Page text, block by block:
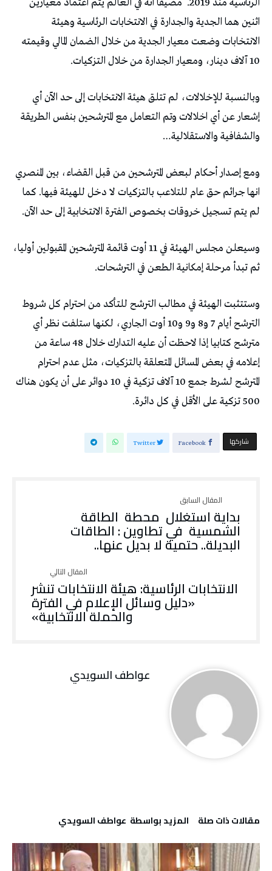
الرئاسية منذ 2019.
مضيفا انه في العالم يتم اعتماد معيارين
اثنين هما الجدية والجدارة في الانتخابات الرئاسية وهيئة
الانتخابات وضعت معيار الجدية من خلال الضمان المالي وقيمته
10 آلاف دينار، ومعيار الجدارة من خلال التزكيات.
وبالنسبة للإخلالات، لم تتلق هيئة الانتخابات إلى حد الآن أي
إشعار عن أي اخلالات وتم التعامل مع المترشحين بنفس الطريقة
والشفافية والاستقلالية…
ومع إصدار أحكام لبعض المترشحين من قبل القضاء، بين المنصري
انها جرائم حق عام للتلاعب بالتزكيات لا دخل للهيئة فيها. كما
لم يتم تسجيل خروقات بخصوص الفترة الانتخابية إلى حد الآن.
وسيعلن مجلس الهيئة في 11 أوت قائمة المترشحين المقبولين أوليا،
ثم تبدأ مرحلة إمكانية الطعن في الترشحات.
وستتثبت الهيئة في مطالب الترشح للتأكد من احترام كل شروط
الترشح أيام 7 و8 و9 و10 أوت الجاري، لكنها ستلفت نظر أي
مترشح كتابيا إذا لاحظت أن عليه التدارك خلال 48 ساعة من
إعلامه في بعض المسائل المتعلقة بالتزكيات، مثل عدم احترام
المترشح لشرط جمع 10 آلاف تزكية في 10 دوائر على أن يكون هناك
500 تزكية على الأقل في كل دائرة.
‫‫ شاركها‬ Facebook
Twitter
بداية استغلال محطة الطاقة
الشمسية في تطاوين : الطاقات
البديلة.. حتمية لا بديل عنها..
الانتخابات الرئاسية: هيئة الانتخابات تنشر
«دليل وسائل الإعلام في الفترة
والحملة الانتخابية»
عواطف‭ ‬السويدي
‫مقالات ذات صلة‬ ‫‫المزيد بواسطة‬ ‬ عواطف‭ ‬السويدي